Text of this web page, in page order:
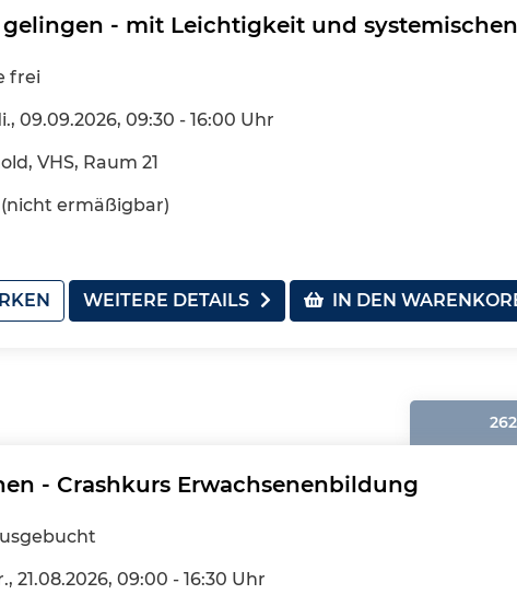
gelingen - mit Leichtigkeit und
frei
, 09.09.2026, 09:30 - 16:00 Uhr
VHS, Raum 21
ermäßigbar)
WEITERE DETAILS IN DEN
- Crashkurs Erwachsenenbildung
, 21.08.2026, 09:00 - 16:30 Uhr